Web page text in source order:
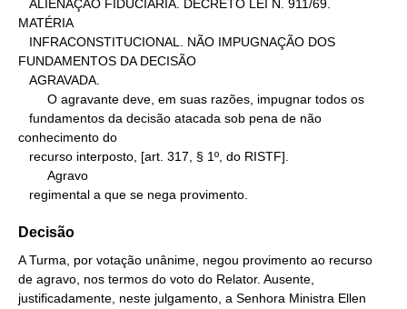
MATÉRIA
FUNDAMENTOS DA DECISÃO
conhecimento do
   regimental a que se nega provimento.
Decisão
A Turma, por votação unânime, negou provimento ao recurso
de agravo, nos termos do voto do Relator. Ausente,
justificadamente, neste julgamento, a Senhora Ministra Ellen